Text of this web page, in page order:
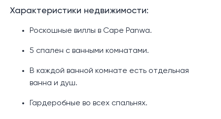
Характеристики недвижимости:
Роскошные виллы в Cape Panwa.
5 спален с ванными комнатами.
В каждой ванной комнате есть отдельная
ванна и душ.
Гардеробные во всех спальнях.